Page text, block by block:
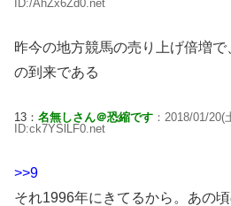
ID:/AhZx6Zd0.net
昨今の地方競馬の売り上げ倍増
の到来である
13： 名無しさん＠恐縮です ：2018/01/
ID:ck7YSlLF0.net
>>9
それ1996年にきてるから。あの